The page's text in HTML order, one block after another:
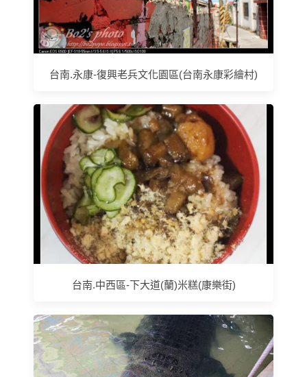
台南.永康-復興老兵文化園區(台南永康彩繪村)
台南.中西區-下大道(蘭)米糕(康樂街)